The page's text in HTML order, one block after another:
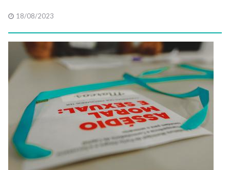
18/08/2023